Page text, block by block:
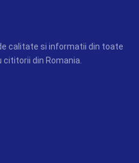
calitate si informatii din toate
din Romania.